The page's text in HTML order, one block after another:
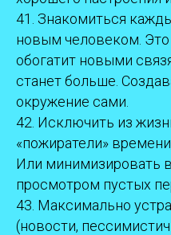
41. Знакомиться
новым человеком. Это
обогатит новыми
станет больше.
окружение сами.
42. Исключить из
«пожиратели»
Или минимизировать
просмотром пустых
43. Максимально
(новости,